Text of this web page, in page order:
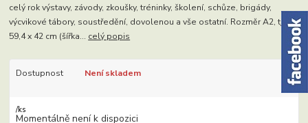
celý rok výstavy, závody, zkoušky, tréninky, školení, schůze, brigády,
výcvikové tábory, soustředění, dovolenou a vše ostatní. Rozměr A2, tj.
59,4 x 42 cm (šířka... celý popis
Dostupnost Není skladem
/ks
Momentálně není k dispozici